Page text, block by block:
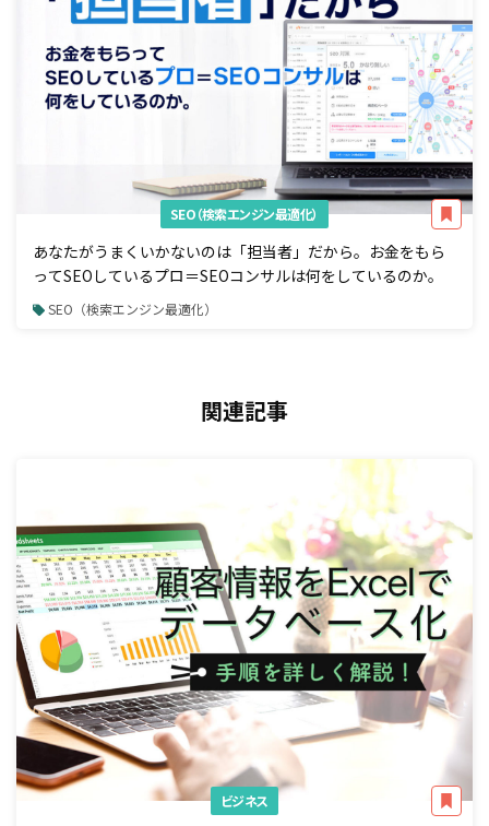
SEO（検索エンジン最適化）
あなたがうまくいかないのは「担当者」だから。お金をもら
ってSEOしているプロ＝SEOコンサルは何をしているのか。
SEO（検索エンジン最適化）
関連記事
ビジネス